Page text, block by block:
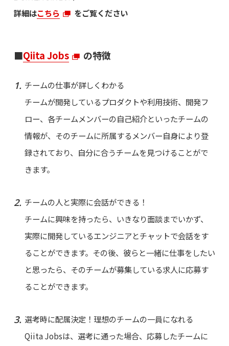
詳細はこちら をご覧ください
■Qiita Jobs の特徴
チームの仕事が詳しくわかる
チームが開発しているプロダクトや利用技術、開発フ
ロー、各チームメンバーの自己紹介といったチームの
情報が、そのチームに所属するメンバー自身により登
録されており、自分に合うチームを見つけることがで
きます。
チームの人と実際に会話ができる！
チームに興味を持ったら、いきなり面談までいかず、
実際に開発しているエンジニアとチャットで会話をす
ることができます。その後、彼らと一緒に仕事をしたい
と思ったら、そのチームが募集している求人に応募す
ることができます。
選考時に配属決定！理想のチームの一員になれる
Qiita Jobsは、選考に通った場合、応募したチームに